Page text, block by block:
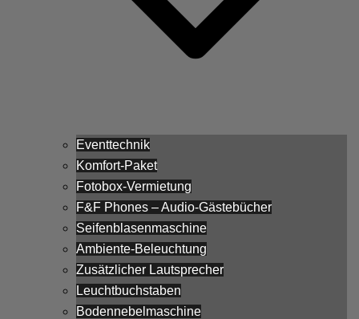
Eventtechnik
Komfort-Paket
Fotobox-Vermietung
F&F Phones – Audio-Gästebücher
Seifenblasenmaschine
Ambiente-Beleuchtung
Zusätzlicher Lautsprecher
Leuchtbuchstaben
Bodennebelmaschine